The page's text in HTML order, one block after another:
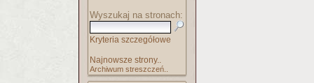
Wyszukaj na stronach:
Kryteria szczegółowe
Najnowsze strony..
Archiwum streszczeń..